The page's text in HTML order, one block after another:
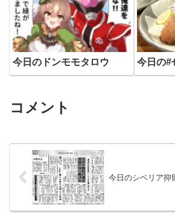
今日のドンモモタロウ 今日の#
コメント
今日のシベリア抑